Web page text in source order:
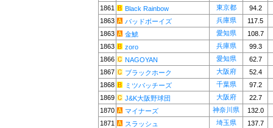
1861
Black Rainbow 東京都
94.2
1863
バッドボーイズ 兵庫県
117.5
1863
金鯱 愛知県
108.7
1863
zoro 兵庫県
99.3
1866
NAGOYAN 愛知県
62.7
1867
ブラックホーク 大阪府
52.4
1868
ミツバッチーズ 千葉県
97.2
1869
J&K大阪野球団 大阪府
22.7
1870
マイナーズ 神奈川県
132.0
1871
スラッシュ 埼玉県
137.7